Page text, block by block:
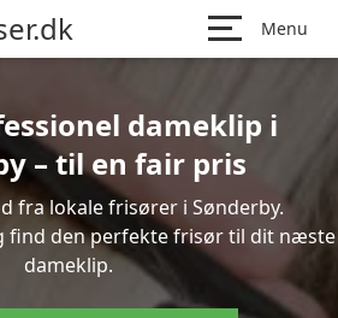
Menu
dameklip i
– til en fair pris
fra lokale frisører i Sønderby.
find den perfekte frisør til dit næste
dameklip.